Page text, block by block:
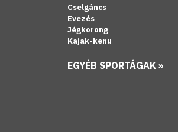
Cselgáncs
Evezés
Jégkorong
Kajak-kenu
EGYÉB SPORTÁGAK »